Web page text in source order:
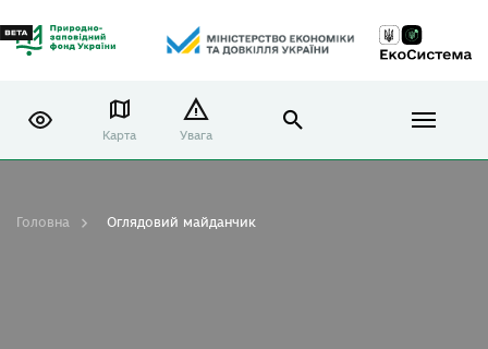
Карта Увага
Головна Оглядовий майданчик